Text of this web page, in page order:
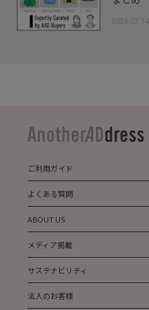
2026.07.14
ご利用ガイド
よくある質問
ABOUT US
メディア掲載
サステナビリティ
法人のお客様